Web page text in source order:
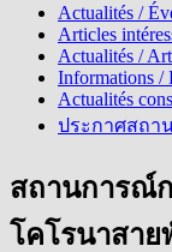
Actualités /
Articles
Actualités /
Informations /
Actualités
ประกาศสถา
สถานการณ์
โคโรนาสาย